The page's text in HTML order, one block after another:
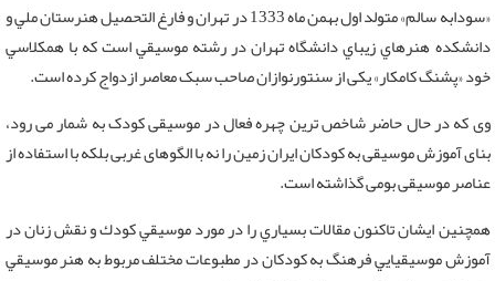
«سودابه سالم» متولد اول بهمن ماه 1333 در تهران و فارغ التحصيل هنرستان ملي و
دانشكده هنرهاي زيباي دانشگاه تهران در رشته موسيقي است که با همكلاسي
خود «پشنگ كامكار» یکی از سنتورنوازان صاحب سبک معاصر ازدواج کرده است.
وی که در حال حاضر شاخص ترین چهره فعال در موسیقی کودک به شمار می رود،
بنای آموزش موسیقی به کودکان ایران زمین را نه با الگوهای غربی بلکه با استفاده از
عناصر موسیقی بومی گذاشته است.
همچنین ایشان تاكنون مقالات بسياري را در مورد موسيقي كودك و نقش زنان در
آموزش موسيقيايي فرهنگ به كودكان در مطبوعات مختلف مربوط به هنر موسيقي